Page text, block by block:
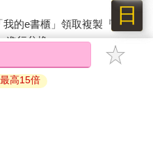
的e書櫃」領取複製『兌換
進行兌換。
的電子書僅能以金石堂專屬
高15倍
日